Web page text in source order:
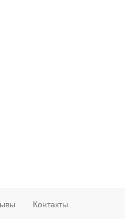
Контакты